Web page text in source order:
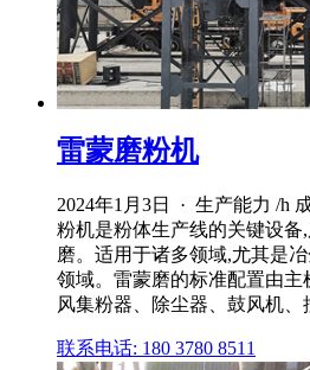
雷蒙磨粉机
2024年1月3日 · 生产能力 /h
粉机是粉体生产线的关键设
磨。适用于诸多领域,尤其是
领域。雷蒙磨的标准配置由
风集粉器、除尘器、鼓风机、
联系电话: 180 3780 8511